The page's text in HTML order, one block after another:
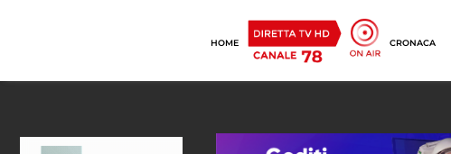
HOME CRONACA